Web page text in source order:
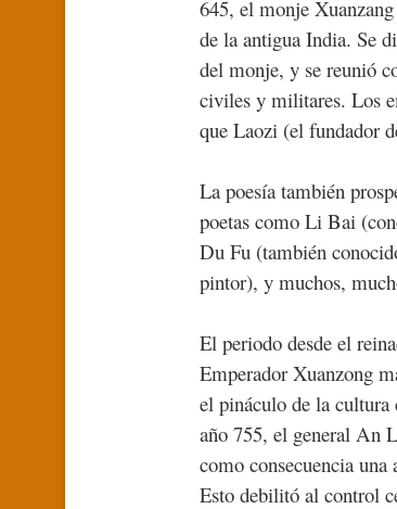
645, el monje
de la antigua India. Se
del monje, y se reunió
civiles y militares. Los
que Laozi (el fundador
La poesía también
poetas como Li Bai
Du Fu (también
pintor), y muchos,
El periodo desde el
Emperador Xuanzong
el pináculo de la cultura
año 755, el general An
como consecuencia
Esto debilitó al control